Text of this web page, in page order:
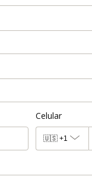
Celular
🇺🇸 +1